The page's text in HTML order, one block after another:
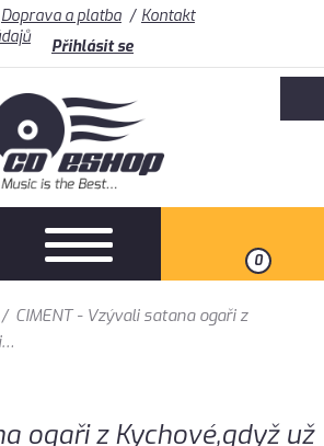
Doprava a platba
Kontakt
Přihlásit se
0
/ CIMENT - Vzývali satana ogaři z
ogaři z Kychové,gdyž už